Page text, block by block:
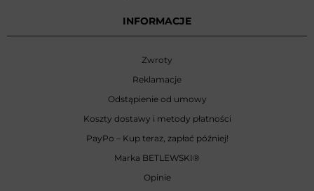
INFORMACJE
Zwroty
Reklamacje
Odstąpienie od umowy
Koszty dostawy i metody płatności
PayPo – Kup teraz, zapłać później!
Marka BETLEWSKI®
Opinie